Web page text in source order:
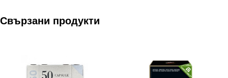
Свързани продукти